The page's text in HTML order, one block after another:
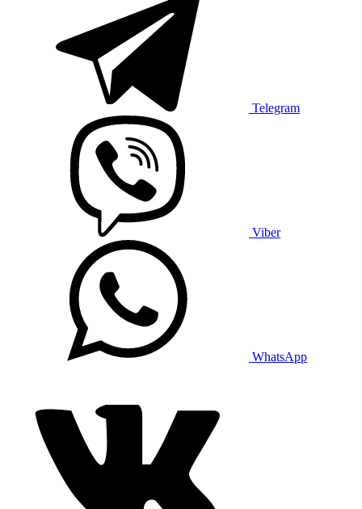
Telegram
Viber
WhatsApp